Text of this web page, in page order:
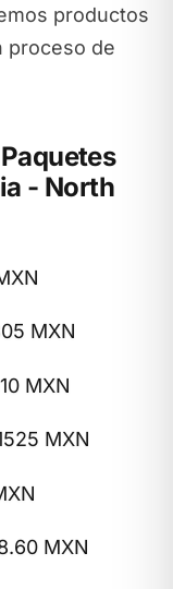
productos
proceso de
- North
MXN
MXN
MXN
MXN